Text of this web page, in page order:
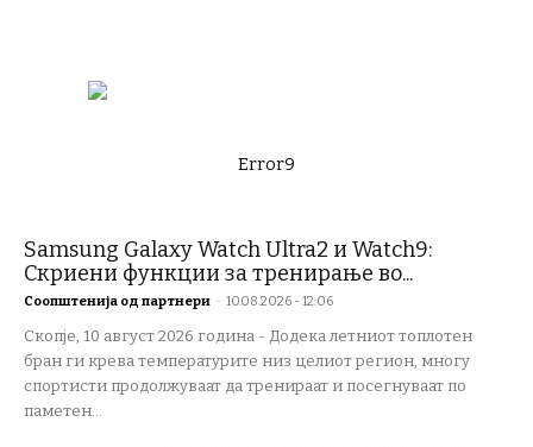
Error9
Samsung Galaxy Watch Ultra2 и Watch9:
Скриени функции за тренирање во...
Соопштенија од партнери - 10.08.2026 - 12:06
Скопје, 10 август 2026 година - Додека летниот топлотен
бран ги крева температурите низ целиот регион, многу
спортисти продолжуваат да тренираат и посегнуваат по
паметен...